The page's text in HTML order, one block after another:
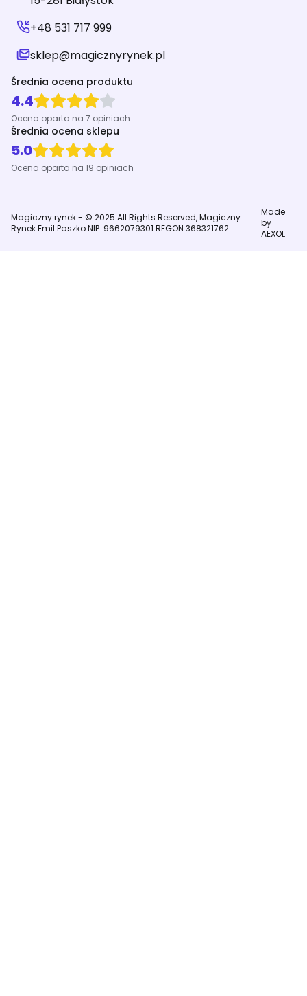
+48 531 717 999
sklep@magicznyrynek.pl
Średnia ocena produktu
4.4
Ocena oparta na 7 opiniach
Średnia ocena sklepu
5.0
Ocena oparta na 19 opiniach
Magiczny rynek - © 2025 All Rights Reserved, Magiczny
Rynek Emil Paszko NIP: 9662079301 REGON:368321762
Made
by
AEXOL